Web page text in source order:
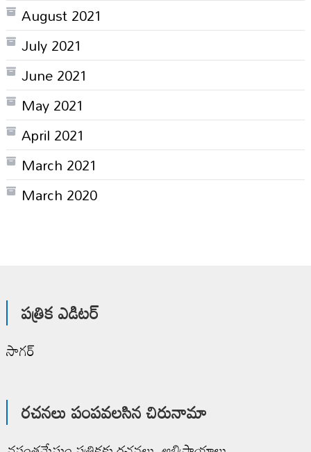
August 2021
July 2021
June 2021
May 2021
April 2021
March 2021
March 2020
పత్రిక ఎడిటర్
సాగర్
రచనలు పంపవలసిన చిరునామా